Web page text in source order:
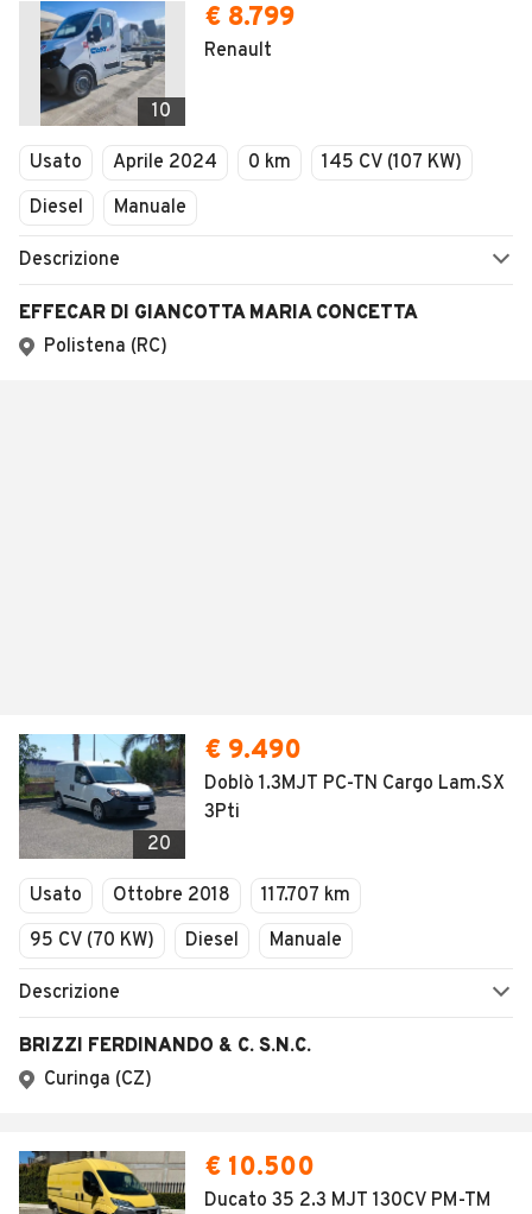
10
€ 8.799
Renault
Usato Aprile 2024 0 km
145 CV (107 KW)
Diesel
Manuale
Descrizione
EFFECAR DI GIANCOTTA MARIA CONCETTA
Polistena (RC)
20
€ 9.490
Doblò 1.3MJT PC-TN Cargo Lam.SX
3Pti
Usato Ottobre 2018
117.707 km
95 CV (70 KW)
Diesel Manuale
Descrizione
BRIZZI FERDINANDO & C. S.N.C.
Curinga (CZ)
€ 10.500
Ducato 35 2.3 MJT 130CV PM-TM